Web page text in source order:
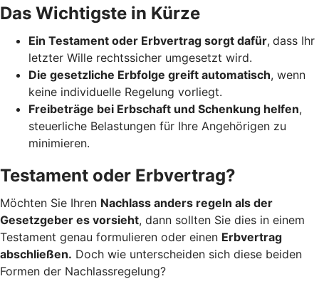
Das Wichtigste in Kürze
Ein Testament oder Erbvertrag sorgt dafür, dass Ihr
letzter Wille rechtssicher umgesetzt wird.
Die gesetzliche Erbfolge greift automatisch, wenn
keine individuelle Regelung vorliegt.
Freibeträge bei Erbschaft und Schenkung helfen,
steuerliche Belastungen für Ihre Angehörigen zu
minimieren.
Testament oder Erbvertrag?
Möchten Sie Ihren Nachlass anders regeln als der
Gesetzgeber es vorsieht, dann sollten Sie dies in einem
Testament genau formulieren oder einen Erbvertrag
abschließen. Doch wie unterscheiden sich diese beiden
Formen der Nachlassregelung?